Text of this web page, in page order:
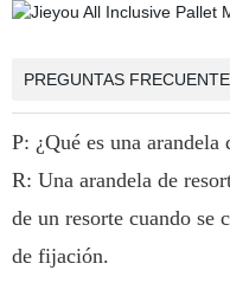
PREGUNTAS
P: ¿Qué es una
R: Una arandela de
de un resorte cuando se
de fijación.